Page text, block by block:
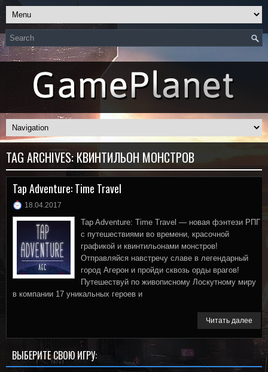
TAG ARCHIVES:КВИНТИЛЬОН МОНСТРОВ
Tap Adventure: Time Travel
18.04.2017
Tap Adventure: Time Travel — новая фэнтези РПГ
с путешествиями во времени, красочной
графикой и квинтильонами монстров!
Отправляйся навстречу славе в легендарный
город Агерон и пройди сквозь орды врагов!
Путешествуй по живописному Лоскутному миру
в компании 17 уникальных героев и
Читать далее
ВЫБЕРИТЕ СВОЮ ИГРУ: